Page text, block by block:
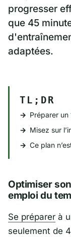
progresser
que 45
adaptées.
TL;DR
Préparer
Misez sur
Ce plan
Optimiser
emploi du
Se préparer à
seulement de